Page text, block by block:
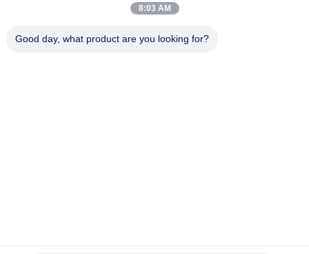
0086-18217621160
8:03 AM
Good day, what product are you looking for?